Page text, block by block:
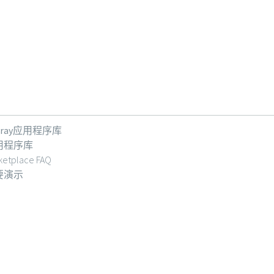
应用程序库
程序库
FAQ
演示